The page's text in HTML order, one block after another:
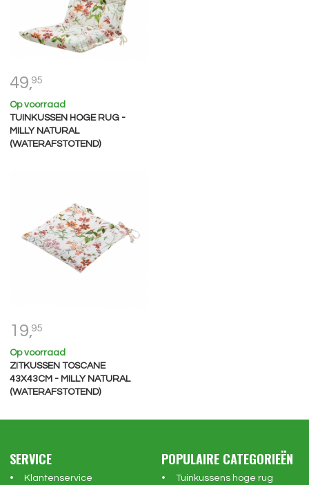
49,95
Op voorraad
TUINKUSSEN HOGE RUG -
MILLY NATURAL
(WATERAFSTOTEND)
19,95
Op voorraad
ZITKUSSEN TOSCANE
43X43CM - MILLY NATURAL
(WATERAFSTOTEND)
SERVICE
Klantenservice
POPULAIRE CATEGORIEËN
Tuinkussens hoge rug